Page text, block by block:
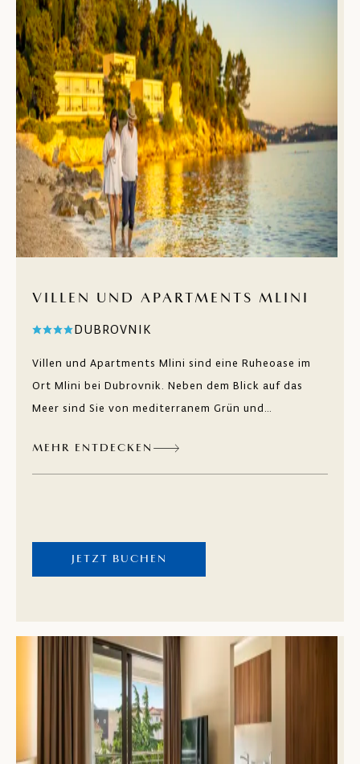
VILLEN UND APARTMENTS MLINI
DUBROVNIK
Villen und Apartments Mlini sind eine Ruheoase im
Ort Mlini bei Dubrovnik. Neben dem Blick auf das
Meer sind Sie von mediterranem Grün und
Entdecken Sie heimische Spezialitäten in den
Restaurants und Bars entlang der Strandpromenade.
MEHR ENTDECKEN
JETZT BUCHEN